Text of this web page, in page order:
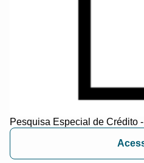
Pesquisa Especial de Crédito